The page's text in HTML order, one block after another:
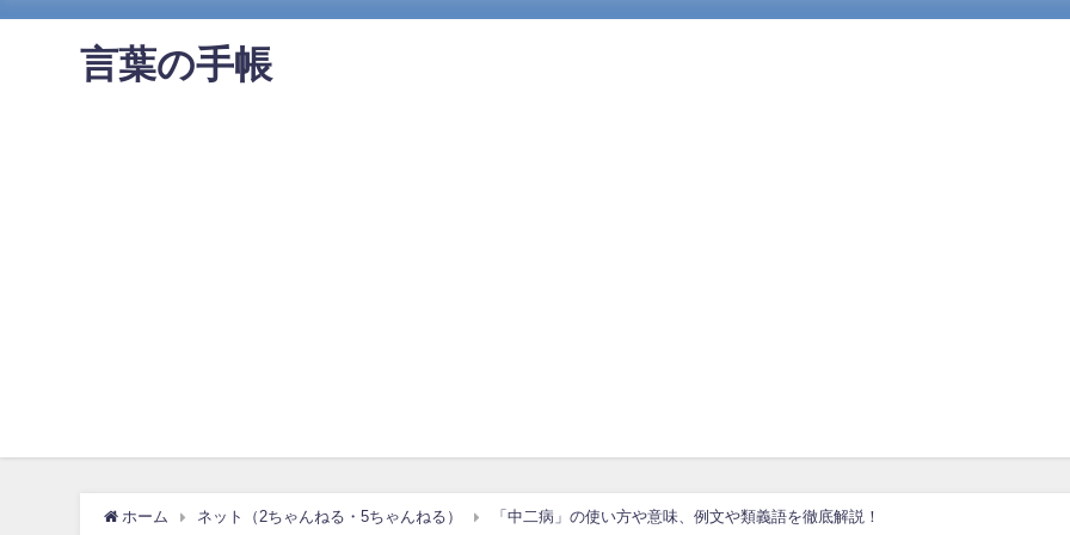
言葉の手帳
ホーム ネット（2ちゃんねる・5ちゃんねる） 「中二病」の使い方や意味、例文や類義語を徹底解説！